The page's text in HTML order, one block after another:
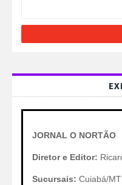
JORNAL O NORTÃO
Diretor e Editor:
Sucursais: Cuiabá/